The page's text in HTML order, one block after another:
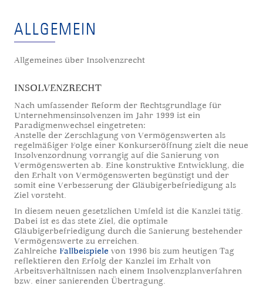
ALLGEMEIN
Allgemeines über Insolvenzrecht
INSOLVENZRECHT
Nach umfassender Reform der Rechtsgrundlage für
Unternehmensinsolvenzen im Jahr 1999 ist ein
Paradigmenwechsel eingetreten:
Anstelle der Zerschlagung von Vermögenswerten als
regelmäßiger Folge einer Konkurseröffnung zielt die neue
Insolvenzordnung vorrangig auf die Sanierung von
Vermögenswerten ab. Eine konstruktive Entwicklung, die
den Erhalt von Vermögenswerten begünstigt und der
somit eine Verbesserung der Gläubigerbefriedigung als
Ziel vorsteht.
In diesem neuen gesetzlichen Umfeld ist die Kanzlei tätig.
Dabei ist es das stete Ziel, die optimale
Gläubigerbefriedigung durch die Sanierung bestehender
Vermögenswerte zu erreichen.
Zahlreiche Fallbeispiele von 1996 bis zum heutigen Tag
reflektieren den Erfolg der Kanzlei im Erhalt von
Arbeitsverhältnissen nach einem Insolvenzplanverfahren
bzw. einer sanierenden Übertragung.